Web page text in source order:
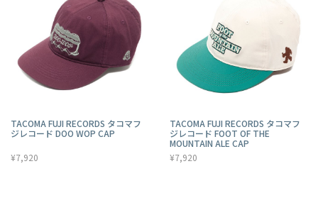
TACOMA FUJI RECORDS タコマフ
ジレコード DOO WOP CAP
¥7,920
TACOMA FUJI RECORDS タコマフ
ジレコード FOOT OF THE
MOUNTAIN ALE CAP
¥7,920